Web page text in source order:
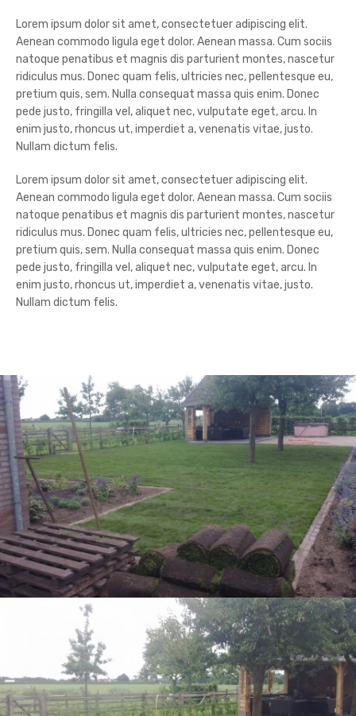
Lorem ipsum dolor sit amet, consectetuer adipiscing elit.
Aenean commodo ligula eget dolor. Aenean massa. Cum sociis
natoque penatibus et magnis dis parturient montes, nascetur
ridiculus mus. Donec quam felis, ultricies nec, pellentesque eu,
pretium quis, sem. Nulla consequat massa quis enim. Donec
pede justo, fringilla vel, aliquet nec, vulputate eget, arcu. In
enim justo, rhoncus ut, imperdiet a, venenatis vitae, justo.
Nullam dictum felis.
Lorem ipsum dolor sit amet, consectetuer adipiscing elit.
Aenean commodo ligula eget dolor. Aenean massa. Cum sociis
natoque penatibus et magnis dis parturient montes, nascetur
ridiculus mus. Donec quam felis, ultricies nec, pellentesque eu,
pretium quis, sem. Nulla consequat massa quis enim. Donec
pede justo, fringilla vel, aliquet nec, vulputate eget, arcu. In
enim justo, rhoncus ut, imperdiet a, venenatis vitae, justo.
Nullam dictum felis.